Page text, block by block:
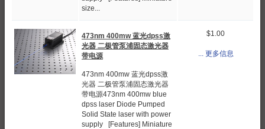
size...
473nm 400mw 蓝光dpss激
光器 二极管泵浦固态激光器
带电源
473nm 400mw 蓝光dpss激
光器 二极管泵浦固态激光器
带电源473nm 400mw blue
dpss laser Diode Pumped
Solid State laser with power
supply [Features] Miniature
$1.00
... 更多信息